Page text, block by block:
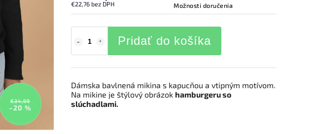
€34,99
–20 %
€22,76 bez DPH Možnosti doručenia
Pridať do košíka
Dámska bavlnená mikina s kapucňou a vtipným motívom.
Na mikine je štýlový obrázok hamburgeru so
slúchadlami.